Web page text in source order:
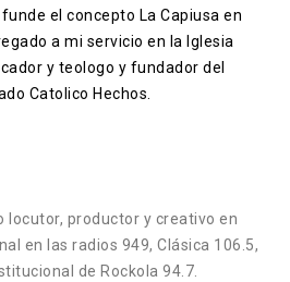
el concepto La Capiusa en
a mi servicio en la Iglesia
y teologo y fundador del
Catolico Hechos.
locutor, productor y creativo en
en las radios 949, Clásica 106.5,
de Rockola 94.7.